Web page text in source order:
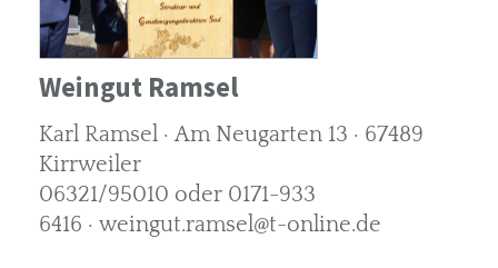
Weingut Ramsel
Karl Ramsel · Am Neugarten 13 · 67489
Kirrweiler
06321/95010 oder 0171-933
6416 · weingut.ramsel@t-online.de